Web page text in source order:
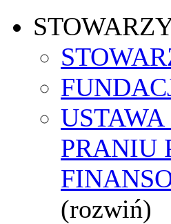
PRANIU
(rozwiń)